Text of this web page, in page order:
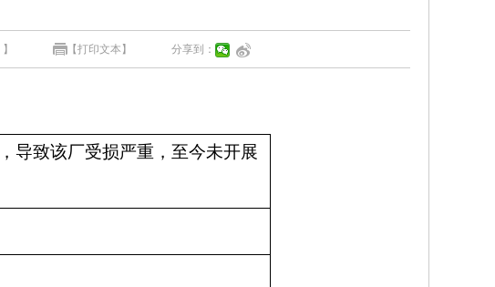
】 【打印文本】 分享到：
导致该厂受损严重，至今未开展